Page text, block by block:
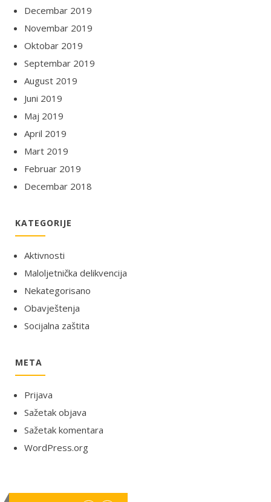
Decembar 2019
Novembar 2019
Oktobar 2019
Septembar 2019
August 2019
Juni 2019
Maj 2019
April 2019
Mart 2019
Februar 2019
Decembar 2018
KATEGORIJE
Aktivnosti
Maloljetnička delikvencija
Nekategorisano
Obavještenja
Socijalna zaštita
META
Prijava
Sažetak objava
Sažetak komentara
WordPress.org